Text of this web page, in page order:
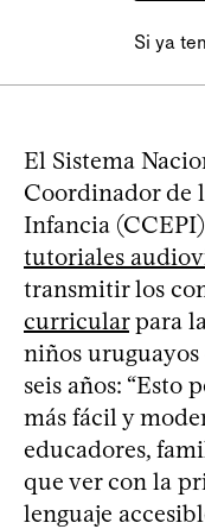
Si ya
El Sistema
Coordinador de
Infancia
tutoriales
transmitir los
curricularpara
niños
seis años: “Esto
más fácil y
educadores,
que ver con la
lenguaje